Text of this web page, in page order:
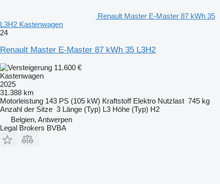
Renault Master E-Master 87 kWh 35
L3H2 Kastenwagen
24
Renault Master E-Master 87 kWh 35 L3H2
11.600 €
Kastenwagen
2025
31.388 km
Motorleistung 143 PS (105 kW) Kraftstoff Elektro Nutzlast 745 kg
Anzahl der Sitze 3 Länge (Typ) L3 Höhe (Typ) H2
Belgien, Antwerpen
Legal Brokers BVBA